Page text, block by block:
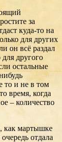
за
куда-то на
для других
он всё раздал
для другого
остальные
то и не в том
время, когда
– количество
как мартышке
отдала